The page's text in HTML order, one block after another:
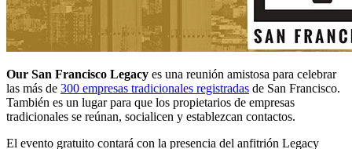
Our San Francisco Legacy es una reunión amistosa para celebrar
las más de 300 empresas tradicionales registradas de San Francisco.
También es un lugar para que los propietarios de empresas
tradicionales se reúnan, socialicen y establezcan contactos.
El evento gratuito contará con la presencia del anfitrión Legacy